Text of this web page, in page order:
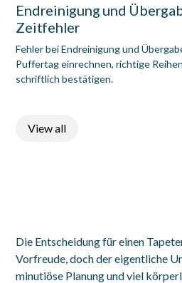
Endreinigung und
Zeitfehler
Fehler bei Endreinigung und
Puffertag einrechnen, richtige
schriftlich bestätigen.
View all
Die Entscheidung für einen
Vorfreude, doch der eigentliche
minutiöse Planung und viel